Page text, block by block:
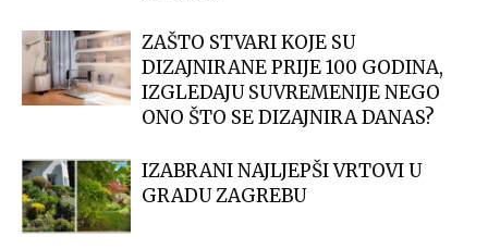
ZAŠTO STVARI KOJE SU
DIZAJNIRANE PRIJE 100 GODINA,
IZGLEDAJU SUVREMENIJE NEGO
ONO ŠTO SE DIZAJNIRA DANAS?
IZABRANI NAJLJEPŠI VRTOVI U
GRADU ZAGREBU